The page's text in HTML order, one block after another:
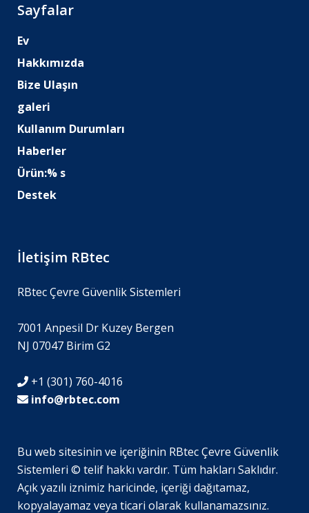
Sayfalar
Ev
Hakkımızda
Bize Ulaşın
galeri
Kullanım Durumları
Haberler
Ürün:% s
Destek
İletişim RBtec
RBtec Çevre Güvenlik Sistemleri
7001 Anpesil Dr Kuzey Bergen
NJ 07047 Birim G2
+1 (301) 760-4016
info@rbtec.com
Bu web sitesinin ve içeriğinin RBtec Çevre Güvenlik
Sistemleri © telif hakkı vardır. Tüm hakları Saklıdır.
Açık yazılı iznimiz haricinde, içeriği dağıtamaz,
kopyalayamaz veya ticari olarak kullanamazsınız.
JA
SV